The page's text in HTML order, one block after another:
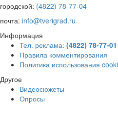
городской: (4822) 78-77-04
почта: info@tverigrad.ru
Информация
Тел. реклама: (4822) 78-77-01
Правила комментирования
Политика использования
Другое
Видеосюжеты
Опросы